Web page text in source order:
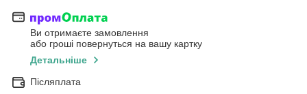
Ви отримаєте замовлення
або гроші повернуться на вашу картку
Детальніше
Післяплата